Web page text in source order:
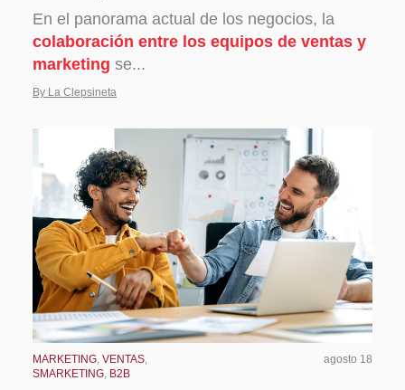
En el panorama actual de los negocios, la
colaboración entre los equipos de ventas y
marketing se...
By La Clepsineta
MARKETING, VENTAS,
SMARKETING, B2B
agosto 18